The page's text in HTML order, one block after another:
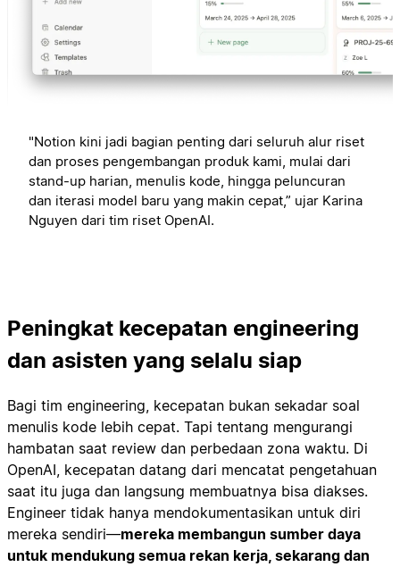
"Notion kini jadi bagian penting dari seluruh alur riset
dan proses pengembangan produk kami, mulai dari
stand-up harian, menulis kode, hingga peluncuran
dan iterasi model baru yang makin cepat,” ujar Karina
Nguyen dari tim riset OpenAI.
Peningkat kecepatan engineering
dan asisten yang selalu siap
Bagi tim engineering, kecepatan bukan sekadar soal
menulis kode lebih cepat. Tapi tentang mengurangi
hambatan saat review dan perbedaan zona waktu. Di
OpenAI, kecepatan datang dari mencatat pengetahuan
saat itu juga dan langsung membuatnya bisa diakses.
Engineer tidak hanya mendokumentasikan untuk diri
mereka sendiri—mereka membangun sumber daya
untuk mendukung semua rekan kerja, sekarang dan